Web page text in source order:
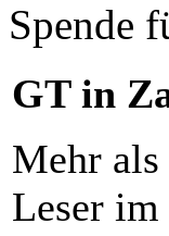
Spende
GT in
Mehr als
Leser